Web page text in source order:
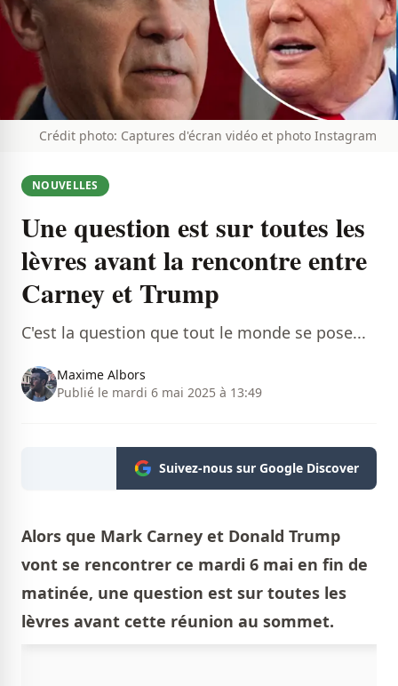
Crédit photo: Captures d'écran vidéo et photo Instagram
NOUVELLES
Une question est sur toutes les
lèvres avant la rencontre entre
Carney et Trump
C'est la question que tout le monde se pose...
Maxime Albors
Publié le mardi 6 mai 2025 à 13:49
Suivez-nous sur Google Discover
Alors que Mark Carney et Donald Trump
vont se rencontrer ce mardi 6 mai en fin de
matinée, une question est sur toutes les
lèvres avant cette réunion au sommet.